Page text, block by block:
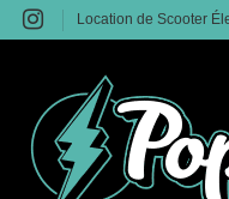
Location de Scooter